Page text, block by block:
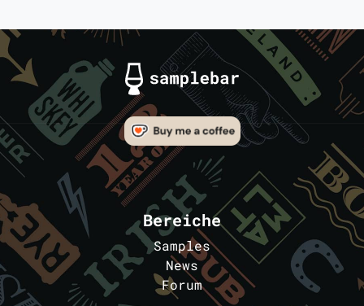
Bereiche
Samples
News
Forum